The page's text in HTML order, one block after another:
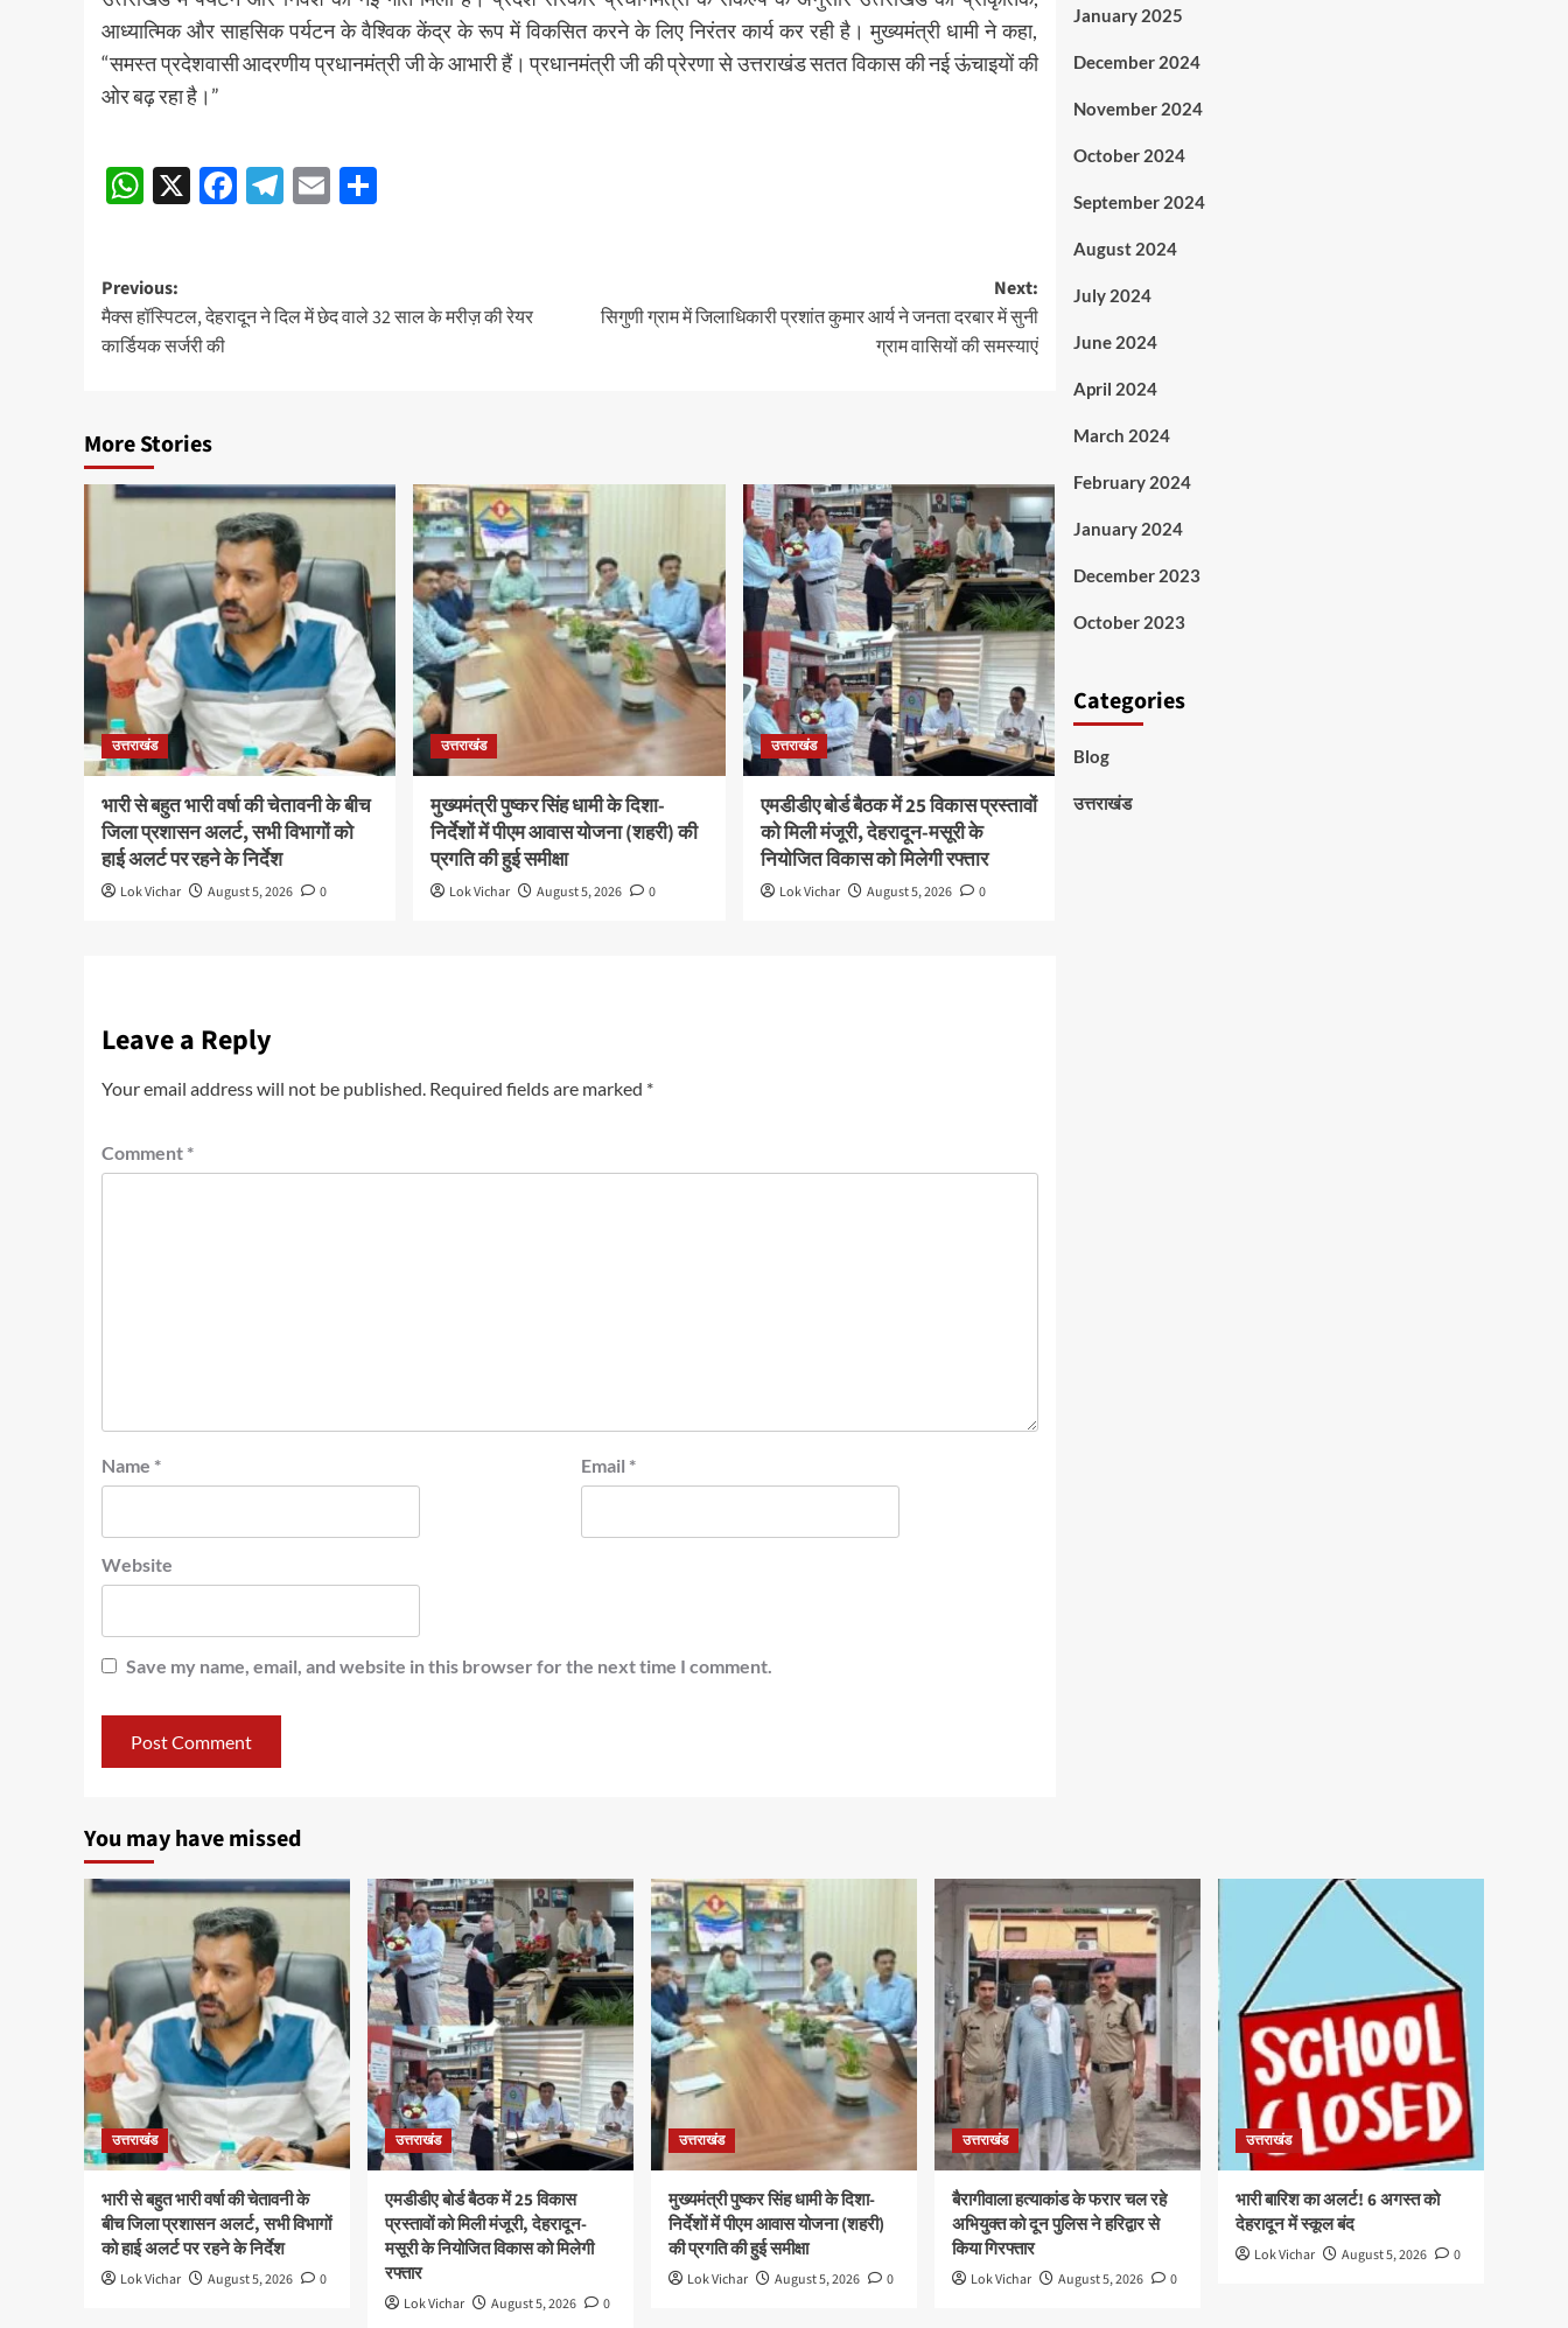
आध्यात्मिक और साहसिक पर्यटन के वैश्विक केंद्र के रूप में विकसित करने के लिए निरंतर कार्य कर रही है। मुख्यमंत्री धामी ने कहा,
“समस्त प्रदेशवासी आदरणीय प्रधानमंत्री जी के आभारी हैं। प्रधानमंत्री जी की प्रेरणा से उत्तराखंड सतत विकास की नई ऊंचाइयों की
ओर बढ़ रहा है।”
Post
navigation
WhatsApp
X Facebook
Telegram
Email
Post
navigation
Previous:
मैक्स हॉस्पिटल, देहरादून ने दिल में छेद वाले 32 साल के मरीज़ की रेयर
कार्डियक सर्जरी की
Next:
सिगुणी ग्राम में जिलाधिकारी प्रशांत कुमार आर्य ने जनता दरबार में सुनी
ग्राम वासियों की समस्याएं
More Stories
उत्तराखंड
भारी से बहुत भारी वर्षा की चेतावनी के बीच
जिला प्रशासन अलर्ट, सभी विभागों को
हाई अलर्ट पर रहने के निर्देश
Lok Vichar August 5, 2026 0
उत्तराखंड
मुख्यमंत्री पुष्कर सिंह धामी के दिशा-
निर्देशों में पीएम आवास योजना (शहरी) की
प्रगति की हुई समीक्षा
Lok Vichar August 5, 2026 0
उत्तराखंड
एमडीडीए बोर्ड बैठक में 25 विकास प्रस्तावों
को मिली मंजूरी, देहरादून-मसूरी के
नियोजित विकास को मिलेगी रफ्तार
Lok Vichar August 5, 2026 0
Leave a Reply
Your email address will not be published. Required fields are marked *
Comment *
Name * Email *
Website
Save my name, email, and website in this browser for the next time I comment.
January 2025
December 2024
November 2024
October 2024
September 2024
August 2024
July 2024
June 2024
April 2024
March 2024
February 2024
January 2024
December 2023
October 2023
Categories
Blog
उत्तराखंड
You may have missed
उत्तराखंड
भारी से बहुत भारी वर्षा की चेतावनी के
बीच जिला प्रशासन अलर्ट, सभी विभागों
को हाई अलर्ट पर रहने के निर्देश
Lok Vichar August 5, 2026 0
उत्तराखंड
एमडीडीए बोर्ड बैठक में 25 विकास
प्रस्तावों को मिली मंजूरी, देहरादून-
मसूरी के नियोजित विकास को मिलेगी
रफ्तार
Lok Vichar August 5, 2026 0
उत्तराखंड
मुख्यमंत्री पुष्कर सिंह धामी के दिशा-
निर्देशों में पीएम आवास योजना (शहरी)
की प्रगति की हुई समीक्षा
Lok Vichar August 5, 2026 0
उत्तराखंड
बैरागीवाला हत्याकांड के फरार चल रहे
अभियुक्त को दून पुलिस ने हरिद्वार से
किया गिरफ्तार
Lok Vichar August 5, 2026 0
उत्तराखंड
भारी बारिश का अलर्ट! 6 अगस्त को
देहरादून में स्कूल बंद
Lok Vichar August 5, 2026 0